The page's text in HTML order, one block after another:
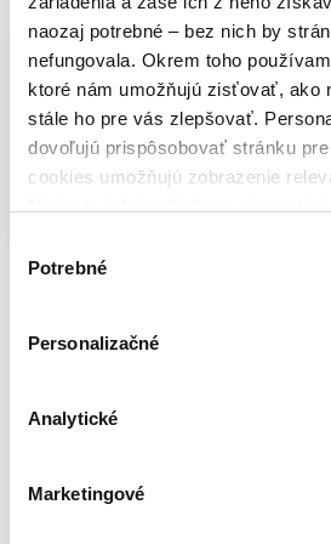
naozaj potrebné – bez nich by
nefungovala. Okrem toho
ktoré nám umožňujú zisťovať, ako
stále ho pre vás zlepšovať.
dovoľujú prispôsobovať stránku
cookies umožňujú zobrazenie
cookies.
súhlasu
Potrebné
Personalizačné
Analytické
Marketingové
Prečo spíme
Ďalšie z kategórie Knihy o